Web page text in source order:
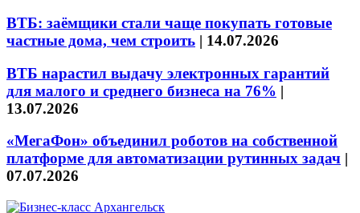
ВТБ: заёмщики стали чаще покупать готовые
частные дома, чем строить | 14.07.2026
ВТБ нарастил выдачу электронных гарантий
для малого и среднего бизнеса на 76% |
13.07.2026
«МегаФон» объединил роботов на собственной
платформе для автоматизации рутинных задач |
07.07.2026